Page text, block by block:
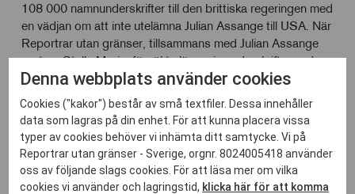
108 000 namnunderskrifter till den brittiska regeringen med
en vädjan om att inte utelämna Julian Assange till USA. När
Reportrar utan gränser, tillsammans med Julian Assange
partner Stella Moris, försökte lämna in underskrifterna den
7 september vägrade regeringen ta emot dem eller att ens
erkänna att de efteråt tagit emot dem per e-post.
Denna gång har underskrifterna åter skickats in med e-
post, till premiärministern liksom till statsråden för utrikes-,
justitie-, handels- och inrikesfrågor.
USAochStorbritannienrankas på 45:te respektive 35:te
plats av 180 i Reportrar utan gränserspressfrihetsindex.
Denna webbplats använder cookies
Cookies ("kakor") består av små textfiler. Dessa innehåller
data som lagras på din enhet. För att kunna placera vissa
typer av cookies behöver vi inhämta ditt samtycke. Vi på
Reportrar utan gränser - Sverige, orgnr. 8024005418 använder
oss av följande slags cookies. För att läsa mer om vilka
cookies vi använder och lagringstid, klicka här för att komma